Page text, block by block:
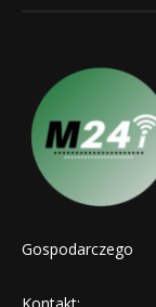
Gospodarczego